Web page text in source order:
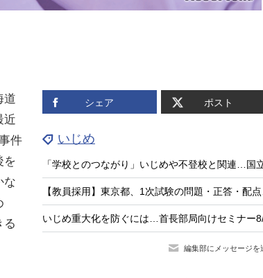
シェア ポスト
いじめ
編集部にメッセージを
道
近
件
を
な
る